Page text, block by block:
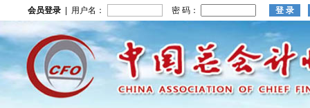
会员登录 | 用户名： 密 码：